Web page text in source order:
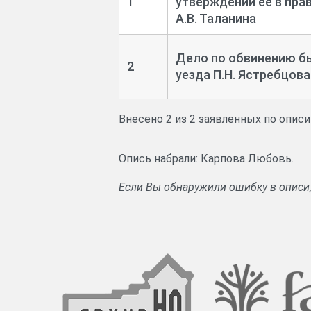
А.В. Таланина
2
Дело по обвинению
уезда П.Н.
Внесено 2 из 2 заявленных по
Опись набрали: Карпова Любовь.
Если Вы обнаружили ошибку в